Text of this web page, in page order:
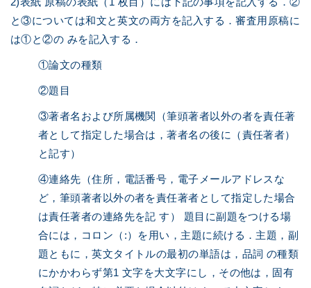
と③については和文と英文の両方を記入する．審査用原稿に
は①と②の みを記入する．
①論文の種類
②題目
③著者名および所属機関（筆頭著者以外の者を責任著
者として指定した場合は，著者名の後に（責任著者）
と記す）
④連絡先（住所，電話番号，電子メールアドレスな
ど，筆頭著者以外の者を責任著者として指定した場合
は責任著者の連絡先を記 す） 題目に副題をつける場
合には，コロン（:）を用い，主題に続ける．主題，副
題ともに，英文タイトルの最初の単語は，品詞 の種類
にかかわらず第1 文字を大文字にし，その他は，固有